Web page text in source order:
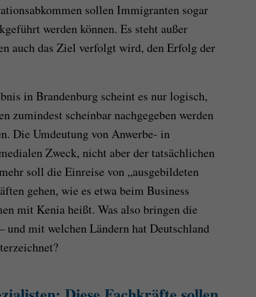
sollen Immigranten sogar
werden können. Es steht außer
auch das Ziel verfolgt wird, den Erfolg der
in Brandenburg scheint es nur logisch,
zumindest scheinbar nachgegeben werden
Die Umdeutung von Anwerbe- in
Zweck, nicht aber der tatsächlichen
soll die Einreise von „ausgebildeten
gehen, wie es etwa beim Business
mit Kenia heißt. Was also bringen die
mit welchen Ländern hat Deutschland